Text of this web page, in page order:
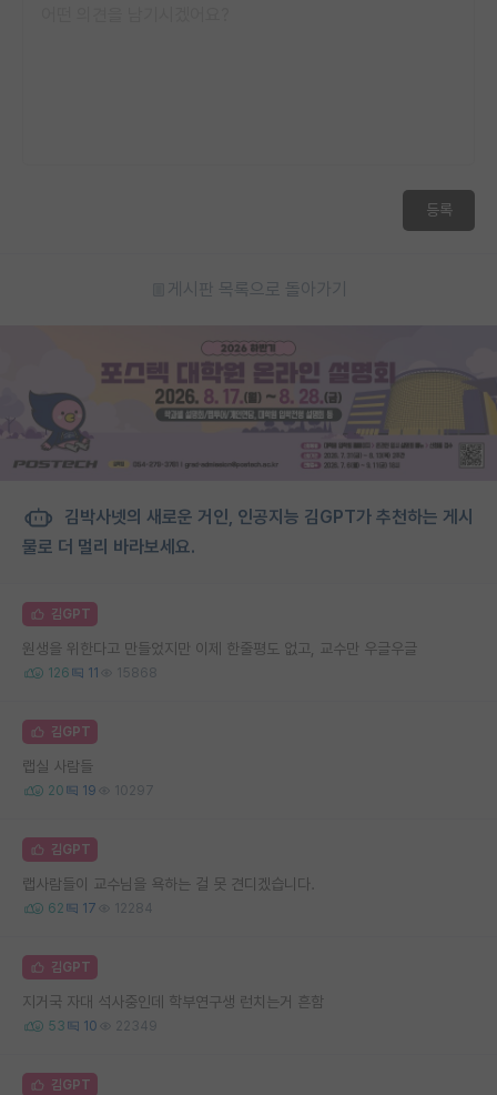
등록
게시판 목록으로 돌아가기
김박사넷의 새로운 거인, 인공지능 김GPT가 추천하는 게시
물로 더 멀리 바라보세요.
김GPT
원생을 위한다고 만들었지만 이제 한줄평도 없고, 교수만 우글우글
126 11 15868
김GPT
랩실 사람들
20 19 10297
김GPT
랩사람들이 교수님을 욕하는 걸 못 견디겠습니다.
62 17 12284
김GPT
지거국 자대 석사중인데 학부연구생 런치는거 흔함
53 10 22349
김GPT